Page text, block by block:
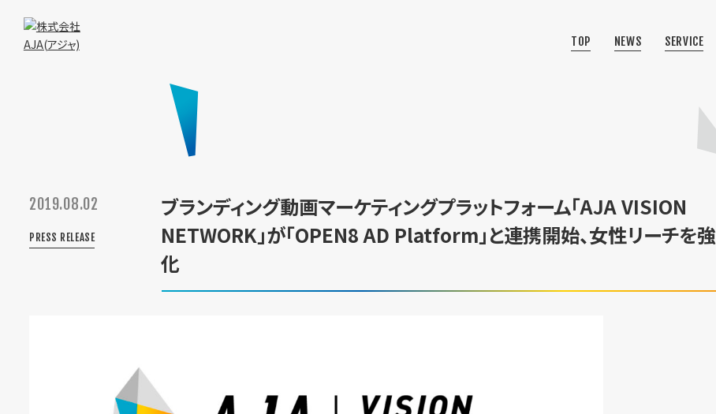
TOP NEWS SERVICE
2019.08.02
PRESS RELEASE
ブランディング動画マーケティングプラットフォーム「AJA VISION
NETWORK」が「OPEN8 AD Platform」と連携開始、女性リーチを強
化